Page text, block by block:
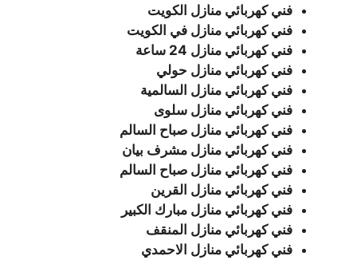
فني كهربائي منازل الكويت
فني كهربائي منازل في الكويت
فني كهربائي منازل 24 ساعة
فني كهربائي منازل حولي
فني كهربائي منازل السالمية
فني كهربائي منازل سلوى
فني كهربائي منازل صباح السالم
فني كهربائي منازل مشرف بيان
فني كهربائي منازل صباح السالم
فني كهربائي منازل القرين
فني كهربائي منازل مبارك الكبير
فني كهربائي منازل المنقف
فني كهربائي منازل الاحمدي